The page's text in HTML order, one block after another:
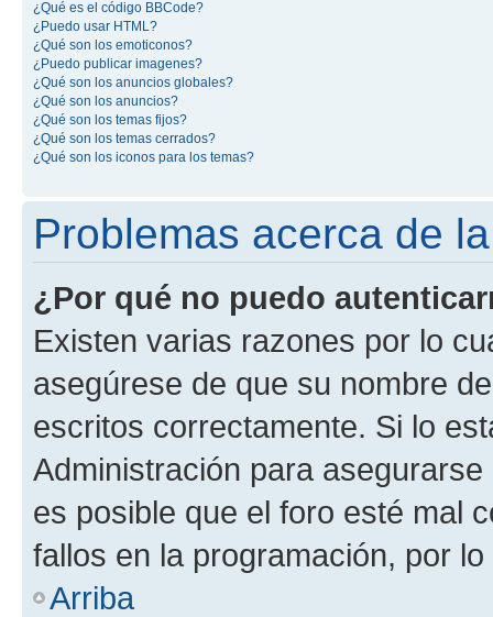
¿Qué es el código BBCode?
¿Puedo usar HTML?
¿Qué son los emoticonos?
¿Puedo publicar imagenes?
¿Qué son los anuncios globales?
¿Qué son los anuncios?
¿Qué son los temas fijos?
¿Qué son los temas cerrados?
¿Qué son los iconos para los temas?
Problemas acerca de
¿Por qué no puedo
Existen varias razones por lo
asegúrese de que su nombre
escritos correctamente. Si lo
Administración para
es posible que el foro esté mal
fallos en la programación, por
Arriba